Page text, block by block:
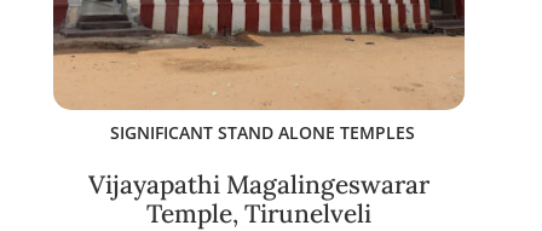
SIGNIFICANT STAND ALONE TEMPLES
Vijayapathi Magalingeswarar
Temple, Tirunelveli